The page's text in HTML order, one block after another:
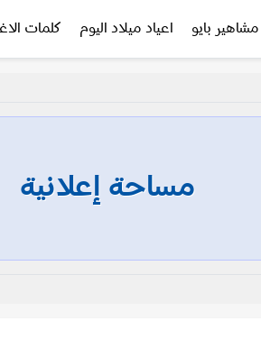
مشاهير بايو اعياد ميلاد اليوم كلمات
مساحة إعلانية